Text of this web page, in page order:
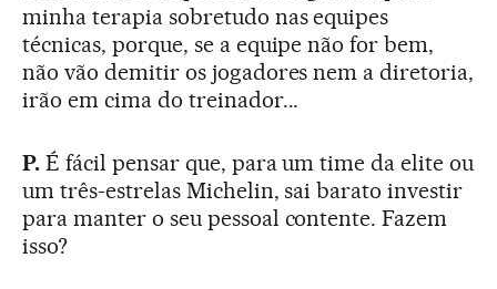
minha terapia sobretudo nas equipes
técnicas, porque, se a equipe não for bem,
não vão demitir os jogadores nem a diretoria,
irão em cima do treinador...
P. É fácil pensar que, para um time da elite ou
um três-estrelas Michelin, sai barato investir
para manter o seu pessoal contente. Fazem
isso?